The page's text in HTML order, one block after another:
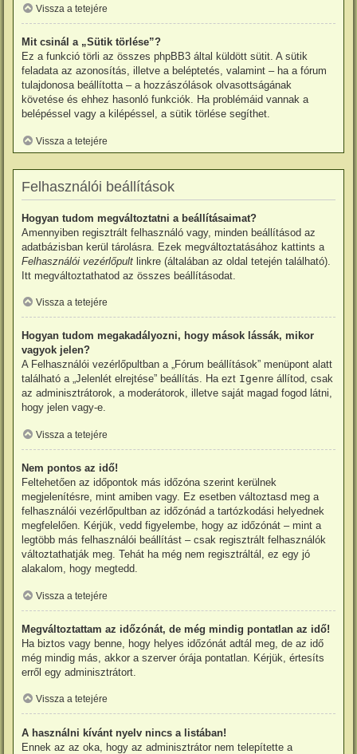
Vissza a tetejére
Mit csinál a „Sütik törlése”?
Ez a funkció törli az összes phpBB3 által küldött sütit. A sütik
feladata az azonosítás, illetve a beléptetés, valamint – ha a fórum
tulajdonosa beállította – a hozzászólások olvasottságának
követése és ehhez hasonló funkciók. Ha problémáid vannak a
belépéssel vagy a kilépéssel, a sütik törlése segíthet.
Vissza a tetejére
Felhasználói beállítások
Hogyan tudom megváltoztatni a beállításaimat?
Amennyiben regisztrált felhasználó vagy, minden beállításod az
adatbázisban kerül tárolásra. Ezek megváltoztatásához kattints a
Felhasználói vezérlőpult linkre (általában az oldal tetején található).
Itt megváltoztathatod az összes beállításodat.
Vissza a tetejére
Hogyan tudom megakadályozni, hogy mások lássák, mikor
vagyok jelen?
A Felhasználói vezérlőpultban a „Fórum beállítások” menüpont alatt
található a „Jelenlét elrejtése” beállítás. Ha ezt Igenre állítod, csak
az adminisztrátorok, a moderátorok, illetve saját magad fogod látni,
hogy jelen vagy-e.
Vissza a tetejére
Nem pontos az idő!
Feltehetően az időpontok más időzóna szerint kerülnek
megjelenítésre, mint amiben vagy. Ez esetben változtasd meg a
felhasználói vezérlőpultban az időzónád a tartózkodási helyednek
megfelelően. Kérjük, vedd figyelembe, hogy az időzónát – mint a
legtöbb más felhasználói beállítást – csak regisztrált felhasználók
változtathatják meg. Tehát ha még nem regisztráltál, ez egy jó
alakalom, hogy megtedd.
Vissza a tetejére
Megváltoztattam az időzónát, de még mindig pontatlan az idő!
Ha biztos vagy benne, hogy helyes időzónát adtál meg, de az idő
még mindig más, akkor a szerver órája pontatlan. Kérjük, értesíts
erről egy adminisztrátort.
Vissza a tetejére
A használni kívánt nyelv nincs a listában!
Ennek az az oka, hogy az adminisztrátor nem telepítette a